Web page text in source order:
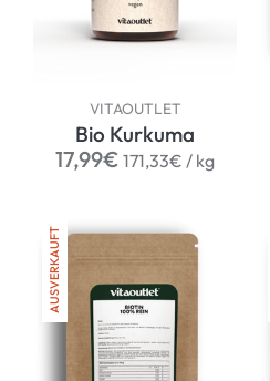
VITAOUTLET
Bio Kurkuma
Normaler
17,99€ 171,33€ / per
kg
AUSVERKAUFT